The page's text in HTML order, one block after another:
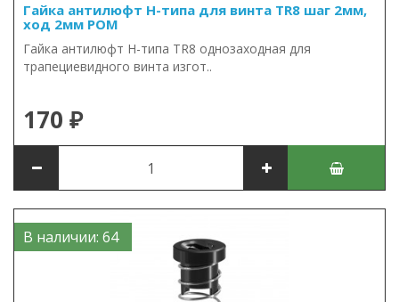
Гайка антилюфт Н-типа для винта TR8 шаг 2мм,
ход 2мм POM
Гайка антилюфт Н-типа TR8 однозаходная для
трапециевидного винта изгот..
170 ₽
В наличии: 64